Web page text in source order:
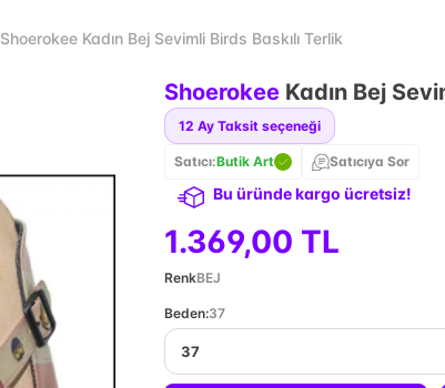
Shoerokee Kadın Bej Sevimli Birds Baskılı Terlik
Shoerokee Kadın Bej
12 Ay Taksit seçeneği
Satıcı:Butik Art Satıcıya Sor
Bu üründe kargo ücretsiz!
1.369,00 TL
RenkBEJ
Beden:37
37